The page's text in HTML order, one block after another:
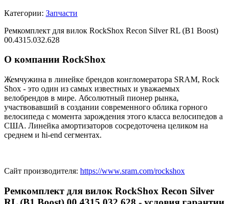
Категории: Запчасти
Ремкомплект для вилок RockShox Recon Silver RL (B1 Boost)
00.4315.032.628
О компании RockShox
Жемчужина в линейке брендов конгломератора SRAM, Rock
Shox - это один из самых известных и уважаемых
велобрендов в мире. Абсолютный пионер рынка,
участвовавший в создании современного облика горного
велосипеда с момента зарождения этого класса велосипедов а
США. Линейка амортизаторов сосредоточена целиком на
среднем и hi-end сегментах.
Сайт производителя: https://www.sram.com/rockshox
Ремкомплект для вилок RockShox Recon Silver